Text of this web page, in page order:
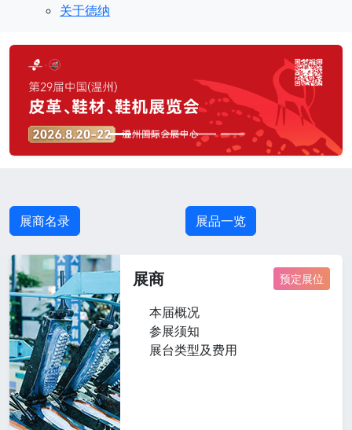
关于德纳
展商名录 展品一览
展商 预定展位
本届概况
参展须知
展台类型及费用